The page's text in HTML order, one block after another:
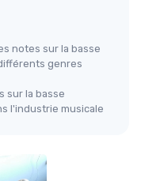
notes sur la basse
genres
sur la basse
l'industrie musicale